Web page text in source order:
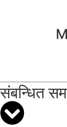
संबन्धित